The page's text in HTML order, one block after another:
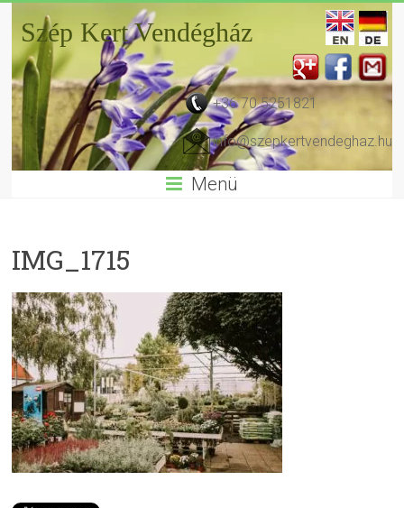
Szép Kert Vendégház
+36 70 5251821
info@szepkertvendeghaz.hu
Menü
IMG_1715